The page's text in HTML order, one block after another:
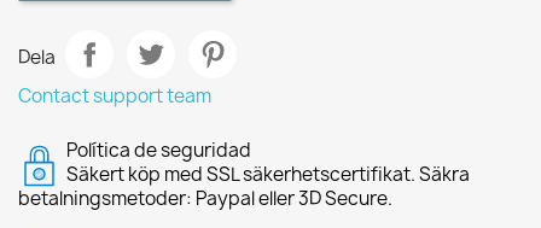
Dela
Contact support team
Política de seguridad
Säkert köp med SSL säkerhetscertifikat. Säkra
betalningsmetoder: Paypal eller 3D Secure.